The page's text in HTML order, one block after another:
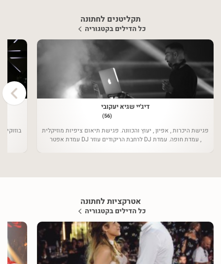
תקליטנים לחתונה
כל הדילים בקטגוריה
דיג'יי שגיא יעקובי
(56)
פגישת היכרות , אפיון , יעוץ והכוונה. פגישת תיאום ציפיות מוזיקלית
, עמדת חופה. עמדת DJ לרחבת הריקודים עוזר DJ עמדת אפטר
בוזוקי
›
אטרקציות לחתונה
כל הדילים בקטגוריה